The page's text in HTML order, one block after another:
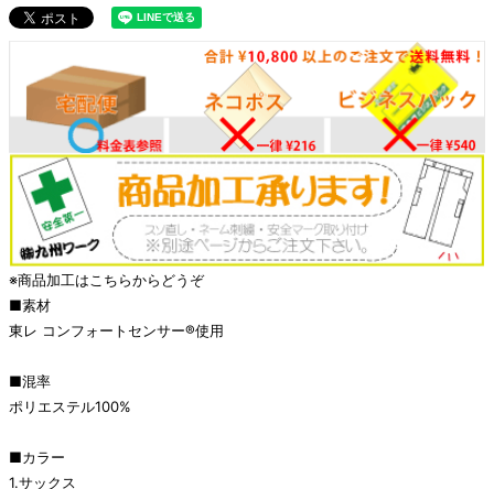
※商品加工はこちらからどうぞ
■素材
東レ コンフォートセンサー®使用
■混率
ポリエステル100%
■カラー
1.サックス